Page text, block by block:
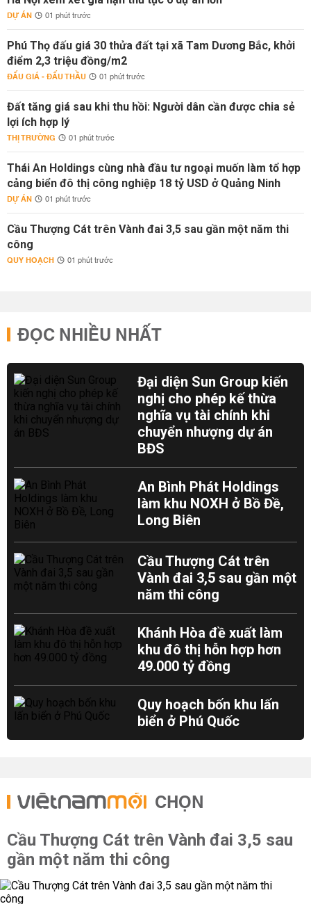
DỰ ÁN 01 phút trước
Phú Thọ đấu giá 30 thửa đất tại xã Tam Dương Bắc, khởi
điểm 2,3 triệu đồng/m2
ĐẤU GIÁ - ĐẤU THẦU 01 phút trước
Đất tăng giá sau khi thu hồi: Người dân cần được chia sẻ
lợi ích hợp lý
THỊ TRƯỜNG 01 phút trước
Thái An Holdings cùng nhà đầu tư ngoại muốn làm tổ hợp
cảng biển đô thị công nghiệp 18 tỷ USD ở Quảng Ninh
DỰ ÁN 01 phút trước
Cầu Thượng Cát trên Vành đai 3,5 sau gần một năm thi
công
QUY HOẠCH 01 phút trước
ĐỌC NHIỀU NHẤT
Đại diện Sun Group kiến
nghị cho phép kế thừa
nghĩa vụ tài chính khi
chuyển nhượng dự án
BĐS
An Bình Phát Holdings
làm khu NOXH ở Bồ Đề,
Long Biên
Cầu Thượng Cát trên
Vành đai 3,5 sau gần một
năm thi công
Khánh Hòa đề xuất làm
khu đô thị hỗn hợp hơn
49.000 tỷ đồng
Quy hoạch bốn khu lấn
biển ở Phú Quốc
CHỌN
Cầu Thượng Cát trên Vành đai 3,5 sau
gần một năm thi công